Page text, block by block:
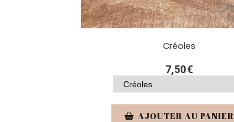
Créoles
7,50€
AJOUTER AU PANIER